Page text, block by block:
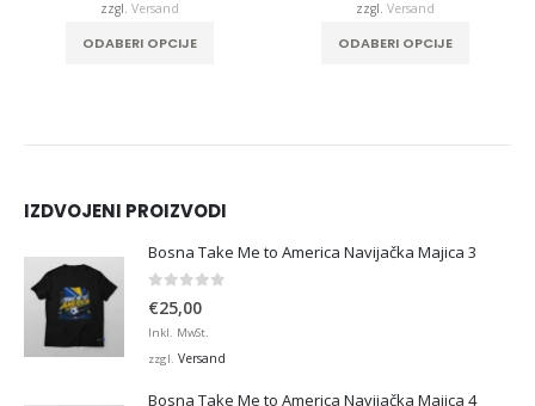
zzgl. Versand
ODABERI OPCIJE
zzgl. Versand
ODABERI OPCIJE
IZDVOJENI PROIZVODI
Bosna Take Me to America Navijačka Majica 3
€25,00
Inkl. MwSt.
zzgl. Versand
Bosna Take Me to America Navijačka Majica 4